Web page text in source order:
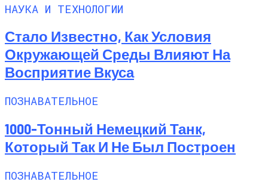
НАУКА И ТЕХНОЛОГИИ
Стало Известно, Как Условия
Окружающей Среды Влияют На
Восприятие Вкуса
ПОЗНАВАТЕЛЬНОЕ
1000-Тонный Немецкий Танк,
Который Так И Не Был Построен
ПОЗНАВАТЕЛЬНОЕ